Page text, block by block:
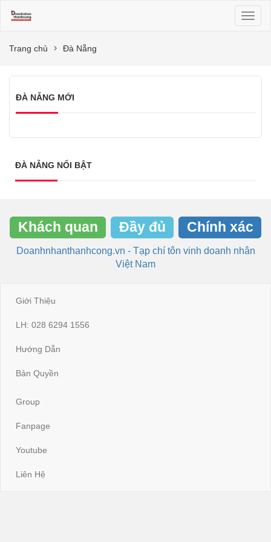
Trang chủ
Đà Nẵng
ĐÀ NẴNG MỚI
ĐÀ NẴNG NỔI BẬT
Khách quan Đầy đủ Chính xác
Doanhnhanthanhcong.vn - Tạp chí tôn vinh doanh nhân
Việt Nam
Giới Thiệu
LH: 028 6294 1556
Hướng Dẫn
Bản Quyền
Group
Fanpage
Youtube
Liên Hệ